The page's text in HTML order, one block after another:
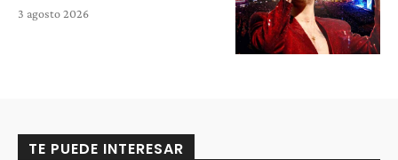
3 agosto 2026
TE PUEDE INTERESAR